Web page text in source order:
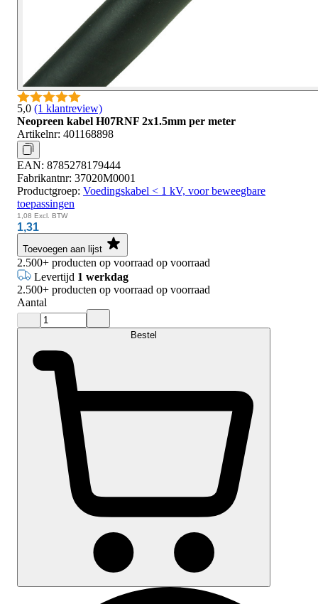
5,0 (1 klantreview)
Neopreen kabel H07RNF 2x1.5mm per meter
Artikelnr: 401168898
EAN: 8785278179444
Fabrikantnr: 37020M0001
Productgroep: Voedingskabel < 1 kV, voor beweegbare
toepassingen
1,08 Excl. BTW
1,31
Toevoegen aan lijst
2.500+ producten op voorraad op voorraad
Levertijd 1 werkdag
2.500+ producten op voorraad op voorraad
Aantal
Bestel